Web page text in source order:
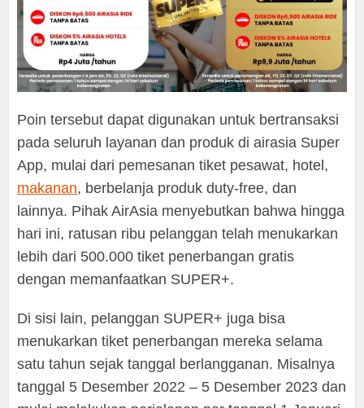
Poin tersebut dapat digunakan untuk bertransaksi
pada seluruh layanan dan produk di airasia Super
App, mulai dari pemesanan tiket pesawat, hotel,
makanan, berbelanja produk duty-free, dan
lainnya. Pihak AirAsia menyebutkan bahwa hingga
hari ini, ratusan ribu pelanggan telah menukarkan
lebih dari 500.000 tiket penerbangan gratis
dengan memanfaatkan SUPER+.
Di sisi lain, pelanggan SUPER+ juga bisa
menukarkan tiket penerbangan mereka selama
satu tahun sejak tanggal berlangganan. Misalnya
tanggal 5 Desember 2022 – 5 Desember 2023 dan